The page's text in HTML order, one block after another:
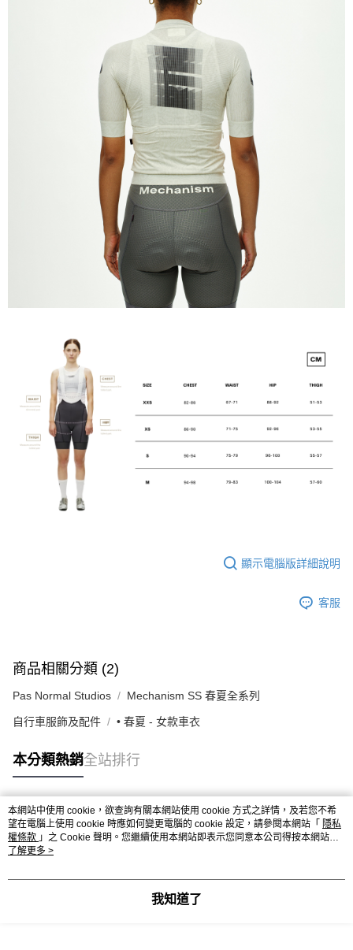
顯示電腦版詳細說明
客服
商品相關分類 (2)
Pas Normal Studios Mechanism SS 春夏全系列
自行車服飾及配件 • 春夏 - 女款車衣
本分類熱銷全站排行
熱門標籤
本網站中使用 cookie，欲查詢有關本網站使用 cookie 方式之詳情，及若您不希
望在電腦上使用 cookie 時應如何變更電腦的 cookie 設定，請參閱本網站「 隱私
權條款 」之 Cookie 聲明。您繼續使用本網站即表示您同意本公司得按本網站使
用條款之 Cookie 聲明使用 cookie。
了解更多 >
我知道了